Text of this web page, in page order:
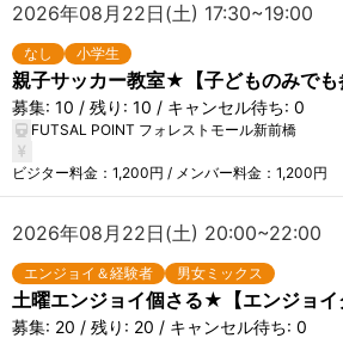
2026年08月22日(土) 17:30~19:00
なし 小学生
親子サッカー教室★【子どものみでも
募集: 10 / 残り: 10 / キャンセル待ち: 0
FUTSAL POINT フォレストモール新前橋
ビジター料金：1,200円 / メンバー料金：1,200円
2026年08月22日(土) 20:00~22:00
エンジョイ＆経験者 男女ミックス
土曜エンジョイ個さる★【エンジョイ
募集: 20 / 残り: 20 / キャンセル待ち: 0